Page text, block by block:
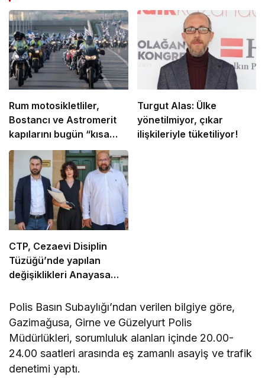
Rum motosikletliler,
Bostancı ve Astromerit
kapılarını bugün “kısa
süreliğine kapatacak”
Turgut Alas: Ülke
yönetilmiyor, çıkar
ilişkileriyle tüketiliyor!
CTP, Cezaevi Disiplin
Tüzüğü’nde yapılan
değişiklikleri Anayasa
Polis Basın Subaylığı’ndan verilen bilgiye göre,
Gazimağusa, Girne ve Güzelyurt Polis
Müdürlükleri, sorumluluk alanları içinde 20.00-
24.00 saatleri arasında eş zamanlı asayiş ve trafik
denetimi yaptı.